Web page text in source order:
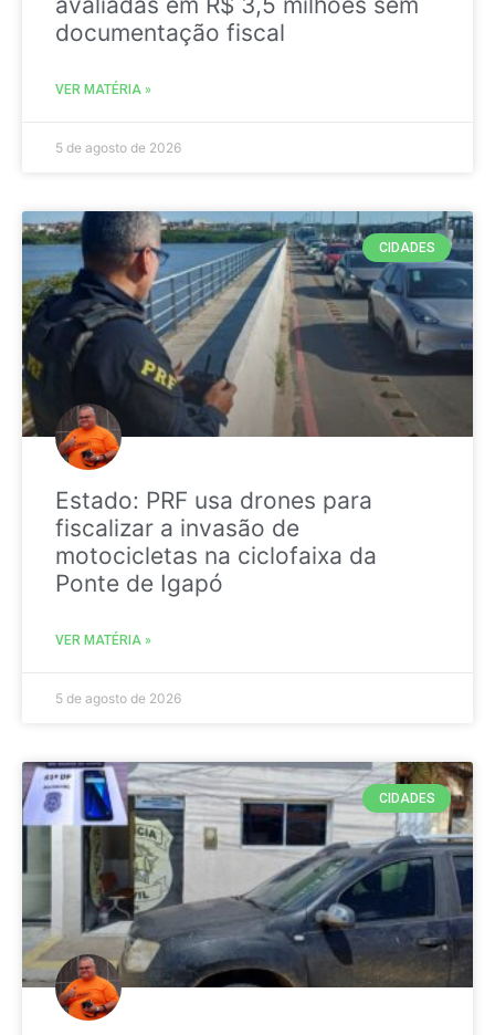
documentação fiscal
VER MATÉRIA »
5 de agosto de 2026
CIDADES
Estado: PRF usa drones para
fiscalizar a invasão de
motocicletas na ciclofaixa da
Ponte de Igapó
VER MATÉRIA »
5 de agosto de 2026
CIDADES